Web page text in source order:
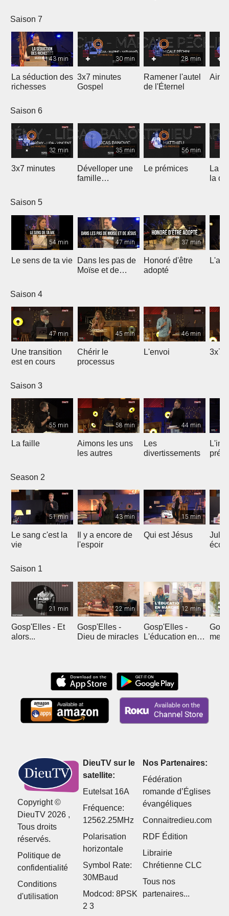
Saison 7
43 min
La séduction des
richesses
30 min
3x7 minutes
Gospel
28 min
Ramener l'autel
de l'Éternel
Saison 6
32 min
3x7 minutes
35 min
Dévelloper une
famille
56 min
Le prémices
La
la
Saison 5
54 min
Le sens de ta vie
47 min
Dans les pas de
Moïse et de
37 min
Honoré d'être
adopté
Saison 4
47 min
Une transition
est en cours
45 min
Chérir le
processus
46 min
L'envoi 3x7
Saison 3
55 min
La faille
58 min
Aimons les uns
les autres
44 min
Les
divertissements
Season 2
51 min
Le sang c'est la
vie
43 min
Il y a encore de
l'espoir
15 min
Qui est Jésus
Saison 1
21 min
Gosp'Elles - Et
alors...
22 min
Gosp'Elles -
Dieu de miracles
12 min
Gosp'Elles -
L'éducation en
mes
Copyright ©
DieuTV 2026 ,
Tous droits
réservés.
Politique de
confidentialité
Conditions
d'utilisation
DieuTV sur le
satellite:
Eutelsat 16A
Fréquence:
12562.25MHz
Polarisation
horizontale
Symbol Rate:
30MBaud
Modcod: 8PSK
2 3
Nos Partenaires:
Fédération
romande d’Églises
évangéliques
Connaitredieu.com
RDF Édition
Librairie
Chrétienne CLC
Tous nos
partenaires...